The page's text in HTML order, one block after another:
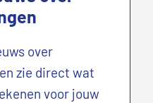
over
zie direct wat
voor jouw